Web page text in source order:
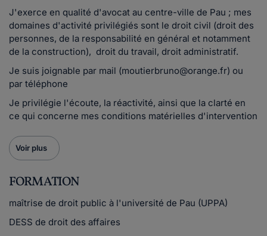
J'exerce en qualité d'avocat au centre-ville de Pau ; mes
domaines d'activité privilégiés sont le droit civil (droit des
personnes, de la responsabilité en général et notamment
de la construction), droit du travail, droit administratif.
Je suis joignable par mail (moutierbruno@orange.fr) ou
par téléphone
Je privilégie l'écoute, la réactivité, ainsi que la clarté en
ce qui concerne mes conditions matérielles d'intervention
Voir plus
FORMATION
maîtrise de droit public à l'université de Pau (UPPA)
DESS de droit des affaires